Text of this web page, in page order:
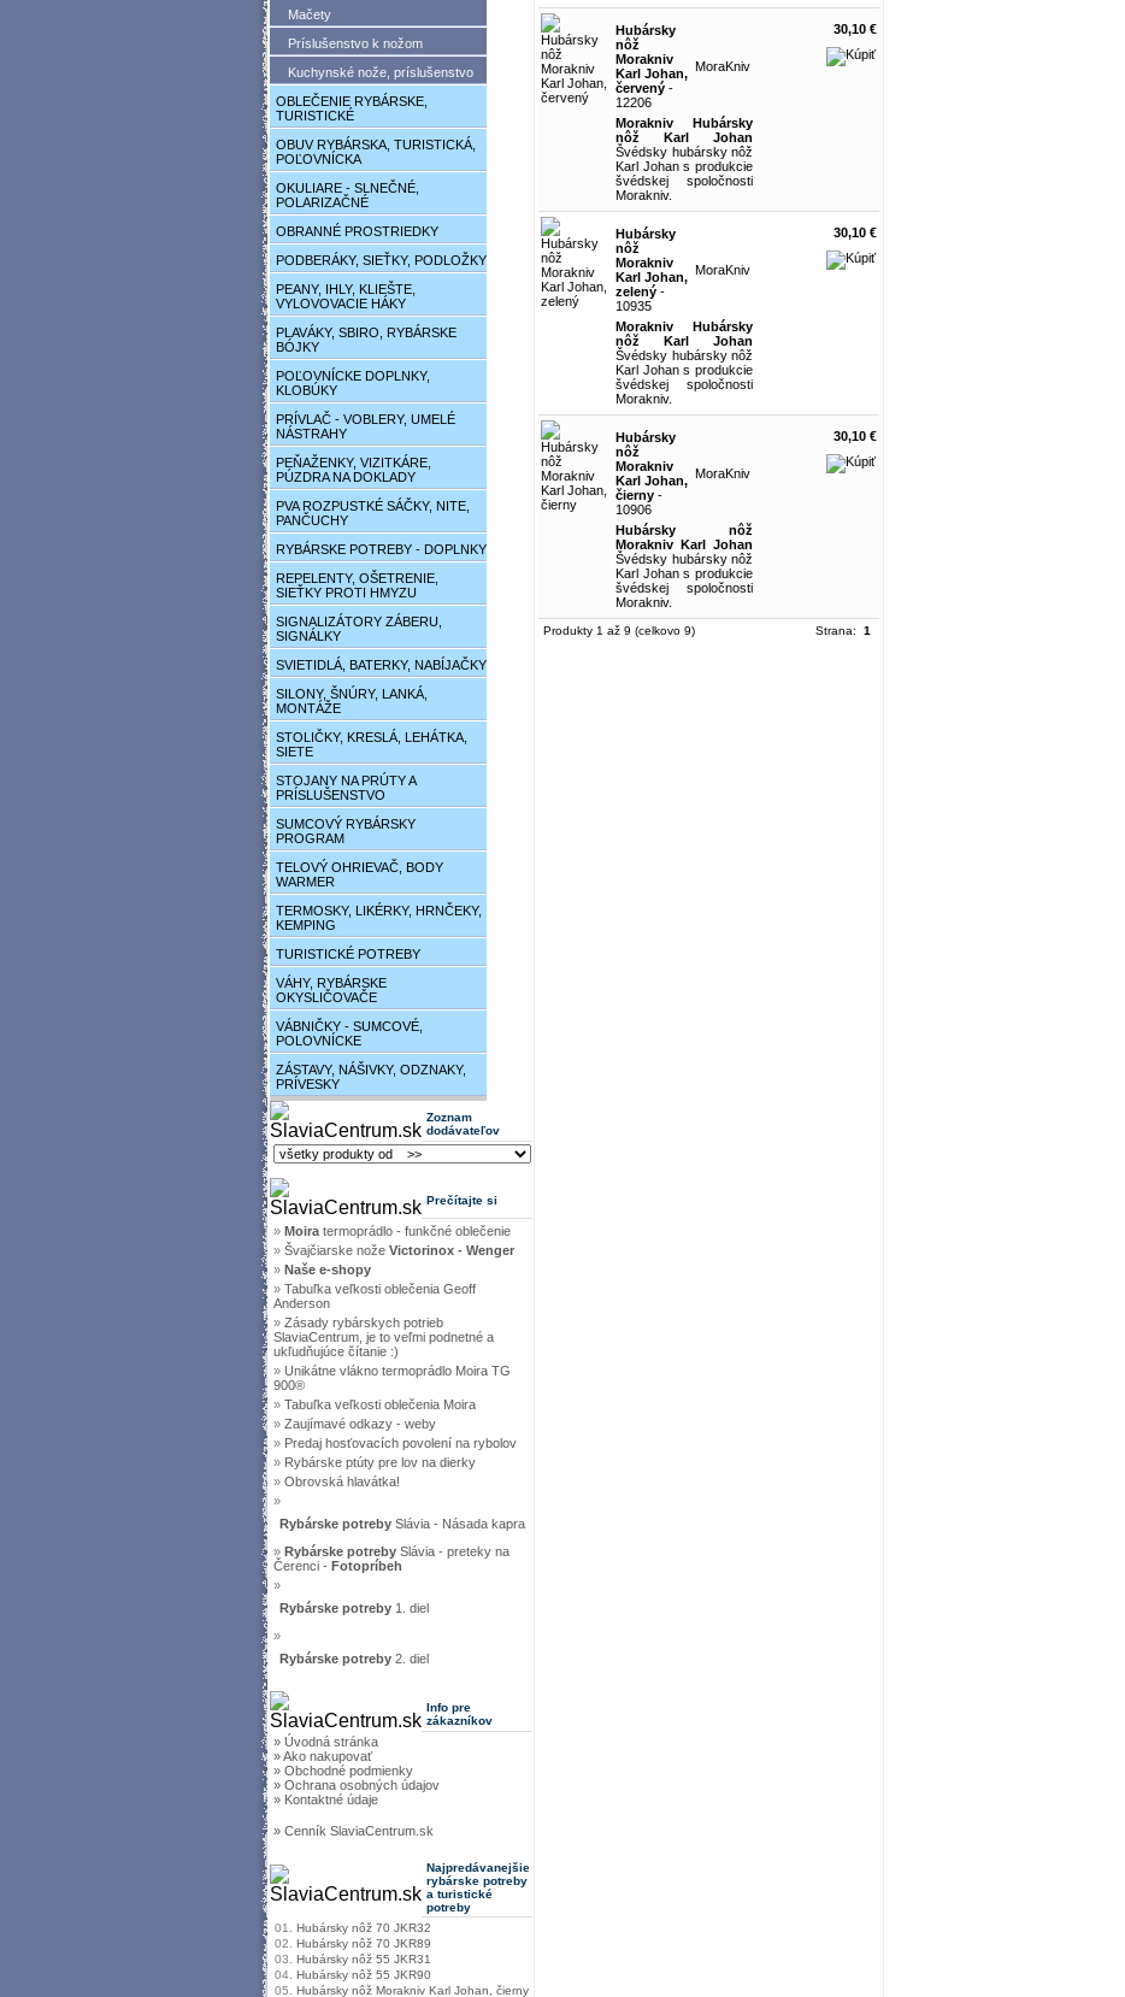
Mačety
Príslušenstvo k nožom
Kuchynské nože, príslušenstvo
OBLEČENIE RYBÁRSKE,
TURISTICKÉ
OBUV RYBÁRSKA, TURISTICKÁ,
POĽOVNÍCKA
OKULIARE - SLNEČNÉ,
POLARIZAČNÉ
OBRANNÉ PROSTRIEDKY
PODBERÁKY, SIEŤKY, PODLOŽKY
PEANY, IHLY, KLIEŠTE,
VYLOVOVACIE HÁKY
PLAVÁKY, SBIRO, RYBÁRSKE
BÓJKY
POĽOVNÍCKE DOPLNKY,
KLOBÚKY
PRÍVLAČ - VOBLERY, UMELÉ
NÁSTRAHY
PEŇAŽENKY, VIZITKÁRE,
PÚZDRA NA DOKLADY
PVA ROZPUSTKÉ SÁČKY, NITE,
PANČUCHY
RYBÁRSKE POTREBY - DOPLNKY
REPELENTY, OŠETRENIE,
SIEŤKY PROTI HMYZU
SIGNALIZÁTORY ZÁBERU,
SIGNÁLKY
SVIETIDLÁ, BATERKY, NABÍJAČKY
SILONY, ŠNÚRY, LANKÁ,
MONTÁŽE
STOLIČKY, KRESLÁ, LEHÁTKA,
SIETE
STOJANY NA PRÚTY A
PRÍSLUŠENSTVO
SUMCOVÝ RYBÁRSKY
PROGRAM
TELOVÝ OHRIEVAČ, BODY
WARMER
TERMOSKY, LIKÉRKY, HRNČEKY,
KEMPING
TURISTICKÉ POTREBY
VÁHY, RYBÁRSKE
OKYSLIČOVAČE
VÁBNIČKY - SUMCOVÉ,
POLOVNÍCKE
ZÁSTAVY, NÁŠIVKY, ODZNAKY,
PRÍVESKY
Zoznam
dodávateľov
Prečítajte si
» Moira termoprádlo - funkčné oblečenie
» Švajčiarske nože Victorinox - Wenger
» Naše e-shopy
» Tabuľka veľkosti oblečenia Geoff
Anderson
» Zásady rybárskych potrieb
SlaviaCentrum, je to veľmi podnetné a
ukľudňujúce čítanie :)
» Unikátne vlákno termoprádlo Moira TG
900®
» Tabuľka veľkosti oblečenia Moira
» Zaujímavé odkazy - weby
» Predaj hosťovacích povolení na rybolov
» Rybárske ptúty pre lov na dierky
» Obrovská hlavátka!
»
Rybárske potreby Slávia - Násada kapra
» Rybárske potreby Slávia - preteky na
Čerenci - Fotopríbeh
»
Rybárske potreby 1. diel
»
Rybárske potreby 2. diel
Info pre
zákazníkov
» Úvodná stránka
» Ako nakupovať
» Obchodné podmienky
» Ochrana osobných údajov
» Kontaktné údaje
» Cenník SlaviaCentrum.sk
Najpredávanejšie
rybárske potreby
a turistické
potreby
01.
Hubársky nôž 70 JKR32
02.
Hubársky nôž 70 JKR89
03.
Hubársky nôž 55 JKR31
04. Hubársky nôž 55 JKR90
05.
Hubársky nôž Morakniv Karl Johan, čierny
Hubársky
nôž
Morakniv
Karl Johan,
červený -
12206
MoraKniv
Morakniv Hubársky
nôž Karl Johan
Švédsky hubársky nôž
Karl Johan s produkcie
švédskej spoločnosti
Morakniv.
30,10 €
Hubársky
nôž
Morakniv
Karl Johan,
zelený -
10935
MoraKniv
Morakniv Hubársky
nôž Karl Johan
Švédsky hubársky nôž
Karl Johan s produkcie
švédskej spoločnosti
Morakniv.
30,10 €
Hubársky
nôž
Morakniv
Karl Johan,
čierny -
10906
MoraKniv
Hubársky nôž
Morakniv Karl Johan
Švédsky hubársky nôž
Karl Johan s produkcie
švédskej spoločnosti
Morakniv.
30,10 €
Produkty 1 až 9 (celkovo 9) Strana: 1